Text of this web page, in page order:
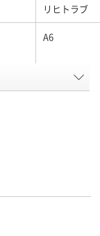
リヒトラブ
A6
クリア(透明)